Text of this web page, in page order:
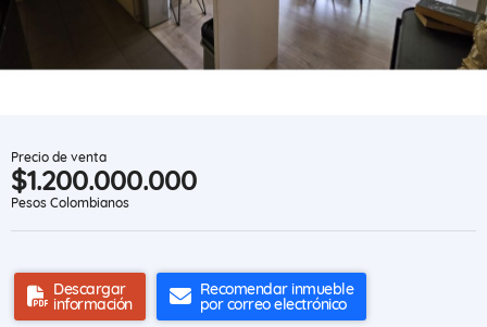
Precio de venta
$1.200.000.000
Pesos Colombianos
Descargar
información
Recomendar inmueble
por correo electrónico